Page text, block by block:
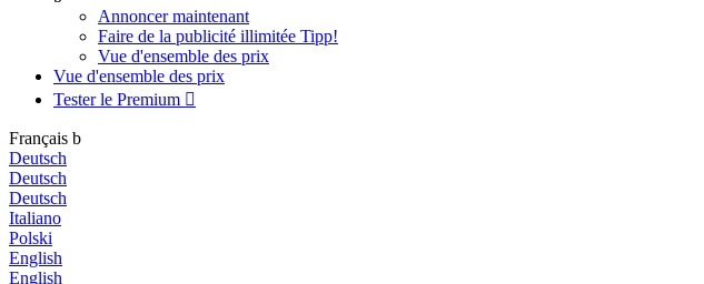
Annoncer maintenant
Faire de la publicité illimitée Tipp!
Vue d'ensemble des prix
Vue d'ensemble des prix
Tester le Premium 
Français b
Deutsch
Deutsch
Deutsch
Italiano
Polski
English
English